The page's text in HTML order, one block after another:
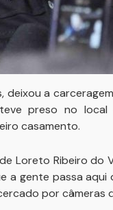
a
preso no
casamento.
Loreto Ribeiro do
a gente passa
por câmeras